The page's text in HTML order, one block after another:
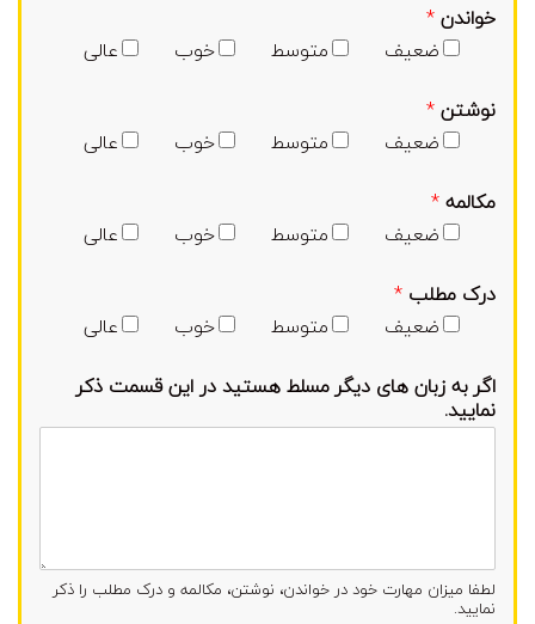
خواندن*
ضعیف
متوسط خوب
عالی
نوشتن*
ضعیف
متوسط خوب
عالی
مکالمه*
ضعیف
متوسط خوب
عالی
درک مطلب *
ضعیف
متوسط خوب
عالی
اگر به زبان های دیگر مسلط هستید در این قسمت ذکر
نمایید.
لطفا میزان مهارت خود در خواندن، نوشتن، مکالمه و درک مطلب را ذکر
نمایید.